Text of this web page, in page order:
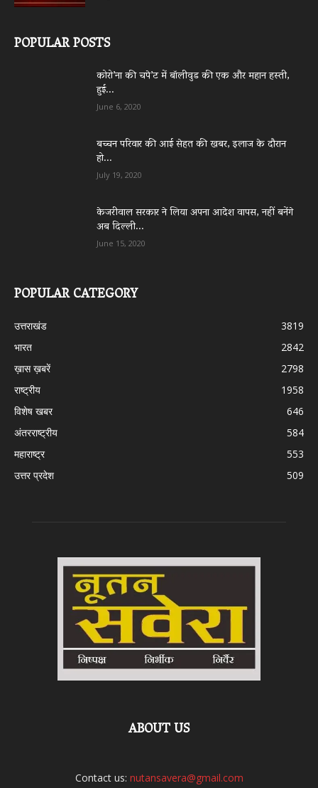
POPULAR POSTS
कोरो’ना की चपे’ट में बॉलीवुड की एक और महान हस्ती,
हुई...
June 6, 2020
बच्चन परिवार की आई सेहत की खबर, इलाज के दौरान
हो...
July 19, 2020
केजरीवाल सरकार ने लिया अपना आदेश वापस, नहीं बनेंगे
अब दिल्ली...
June 15, 2020
POPULAR CATEGORY
उत्तराखंड
3819
भारत
2842
ख़ास ख़बरें
2798
राष्ट्रीय
1958
विशेष खबर
646
अंतरराष्ट्रीय
584
महाराष्ट्र
553
उत्तर प्रदेश
509
ABOUT US
Contact us: nutansavera@gmail.com